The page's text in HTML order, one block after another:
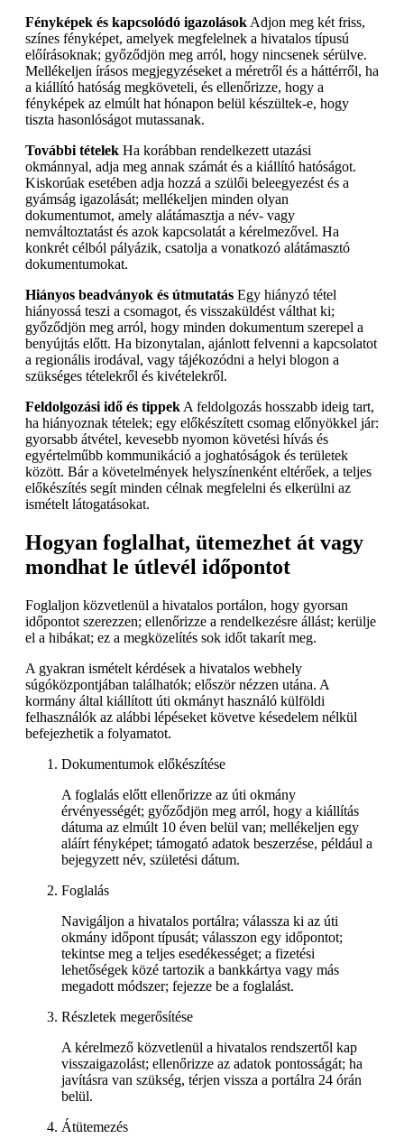
Fényképek és kapcsolódó igazolások Adjon meg két friss,
színes fényképet, amelyek megfelelnek a hivatalos típusú
előírásoknak; győződjön meg arról, hogy nincsenek sérülve.
Mellékeljen írásos megjegyzéseket a méretről és a háttérről, ha
a kiállító hatóság megköveteli, és ellenőrizze, hogy a
fényképek az elmúlt hat hónapon belül készültek-e, hogy
tiszta hasonlóságot mutassanak.
További tételek Ha korábban rendelkezett utazási
okmánnyal, adja meg annak számát és a kiállító hatóságot.
Kiskorúak esetében adja hozzá a szülői beleegyezést és a
gyámság igazolását; mellékeljen minden olyan
dokumentumot, amely alátámasztja a név- vagy
nemváltoztatást és azok kapcsolatát a kérelmezővel. Ha
konkrét célból pályázik, csatolja a vonatkozó alátámasztó
dokumentumokat.
Hiányos beadványok és útmutatás Egy hiányzó tétel
hiányossá teszi a csomagot, és visszaküldést válthat ki;
győződjön meg arról, hogy minden dokumentum szerepel a
benyújtás előtt. Ha bizonytalan, ajánlott felvenni a kapcsolatot
a regionális irodával, vagy tájékozódni a helyi blogon a
szükséges tételekről és kivételekről.
Feldolgozási idő és tippek A feldolgozás hosszabb ideig tart,
ha hiányoznak tételek; egy előkészített csomag előnyökkel jár:
gyorsabb átvétel, kevesebb nyomon követési hívás és
egyértelműbb kommunikáció a joghatóságok és területek
között. Bár a követelmények helyszínenként eltérőek, a teljes
előkészítés segít minden célnak megfelelni és elkerülni az
ismételt látogatásokat.
Hogyan foglalhat, ütemezhet át vagy
mondhat le útlevél időpontot
Foglaljon közvetlenül a hivatalos portálon, hogy gyorsan
időpontot szerezzen; ellenőrizze a rendelkezésre állást; kerülje
el a hibákat; ez a megközelítés sok időt takarít meg.
A gyakran ismételt kérdések a hivatalos webhely
súgóközpontjában találhatók; először nézzen utána. A
kormány által kiállított úti okmányt használó külföldi
felhasználók az alábbi lépéseket követve késedelem nélkül
befejezhetik a folyamatot.
Dokumentumok előkészítése
A foglalás előtt ellenőrizze az úti okmány
érvényességét; győződjön meg arról, hogy a kiállítás
dátuma az elmúlt 10 éven belül van; mellékeljen egy
aláírt fényképet; támogató adatok beszerzése, például a
bejegyzett név, születési dátum.
Foglalás
Navigáljon a hivatalos portálra; válassza ki az úti
okmány időpont típusát; válasszon egy időpontot;
tekintse meg a teljes esedékességet; a fizetési
lehetőségek közé tartozik a bankkártya vagy más
megadott módszer; fejezze be a foglalást.
Részletek megerősítése
A kérelmező közvetlenül a hivatalos rendszertől kap
visszaigazolást; ellenőrizze az adatok pontosságát; ha
javításra van szükség, térjen vissza a portálra 24 órán
belül.
Átütemezés